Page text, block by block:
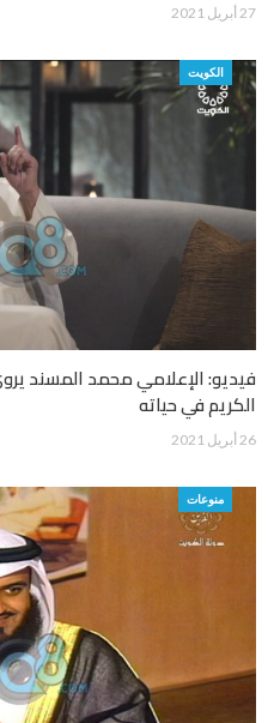
27 أبريل 2021
الكويت
فيديو: الإعلامي محمد المسند
الكريم في حياته
26 أبريل 2021
منوعات